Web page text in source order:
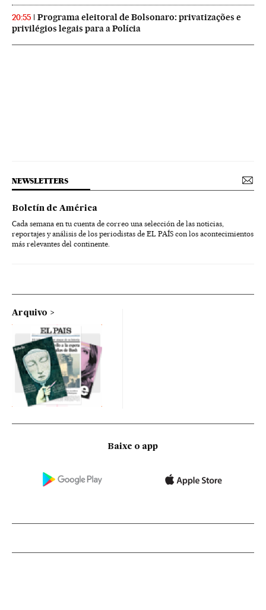
20:55
Programa eleitoral de Bolsonaro: privatizações e
privilégios legais para a Polícia
NEWSLETTERS
Boletín de América
Cada semana en tu cuenta de correo una selección de las noticias,
reportajes y análisis de los periodistas de EL PAÍS con los acontecimientos
más relevantes del continente.
Arquivo
Baixe o app